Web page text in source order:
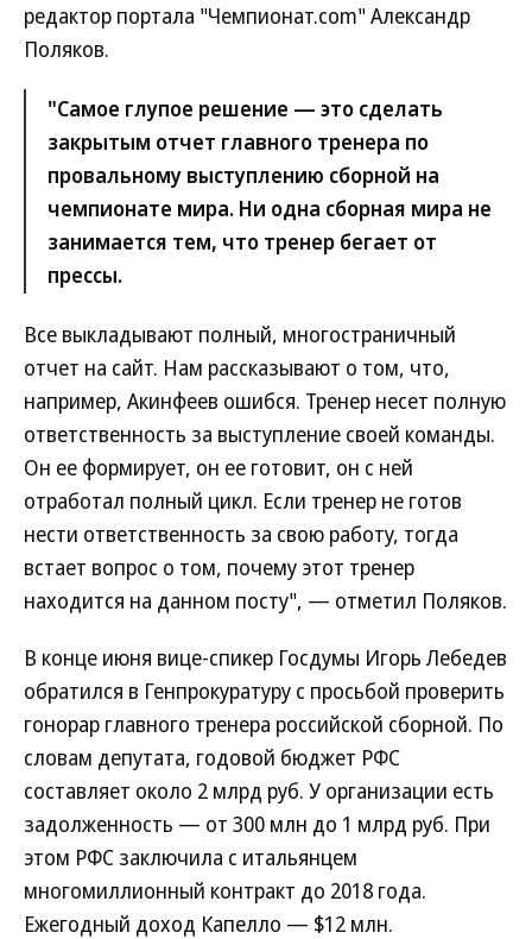
редактор портала "Чемпионат.com" Александр
Поляков.
"Самое глупое решение — это сделать
закрытым отчет главного тренера по
провальному выступлению сборной на
чемпионате мира. Ни одна сборная мира не
занимается тем, что тренер бегает от
прессы.
Все выкладывают полный, многостраничный
отчет на сайт. Нам рассказывают о том, что,
например, Акинфеев ошибся. Тренер несет полную
ответственность за выступление своей команды.
Он ее формирует, он ее готовит, он с ней
отработал полный цикл. Если тренер не готов
нести ответственность за свою работу, тогда
встает вопрос о том, почему этот тренер
находится на данном посту", — отметил Поляков.
В конце июня вице-спикер Госдумы Игорь Лебедев
обратился в Генпрокуратуру с просьбой проверить
гонорар главного тренера российской сборной. По
словам депутата, годовой бюджет РФС
составляет около 2 млрд руб. У организации есть
задолженность — от 300 млн до 1 млрд руб. При
этом РФС заключила с итальянцем
многомиллионный контракт до 2018 года.
Ежегодный доход Капелло — $12 млн.